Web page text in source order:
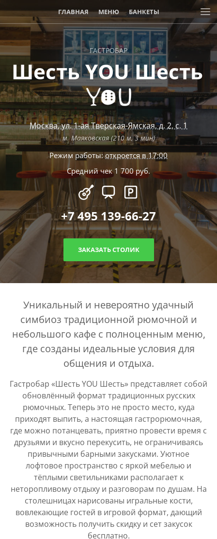
ГЛАВНАЯ МЕНЮ БАНКЕТЫ
ГАСТРОБАР
Шесть YOU Шесть
Москва,ул. 1-ая Тверская-Ямская, д. 2, с. 1
м. Маяковская (210 м, 3 мин)
Режим работы:откроется в 17:00
Средний чек 1 700 руб.
+7 495 139-66-27
ЗАКАЗАТЬ СТОЛИК
Уникальный и невероятно удачный
симбиоз традиционной рюмочной и
небольшого кафе с полноценным меню,
где созданы идеальные условия для
общения и отдыха.
Гастробар «Шесть YOU Шесть» представляет собой
обновлённый формат традиционных русских
рюмочных. Теперь это не просто место, куда
приходят выпить, а настоящая гастрорюмочная,
где можно потанцевать, приятно провести время с
друзьями и вкусно перекусить, не ограничиваясь
привычными барными закусками. Уютное
лофтовое пространство с яркой мебелью и
тёплыми светильниками располагает к
неторопливому отдыху и разговорам по душам. На
столешницах нарисованы игральные кости,
вовлекающие гостей в игровой формат, дающий
возможность получить скидку и сет закусок
бесплатно.